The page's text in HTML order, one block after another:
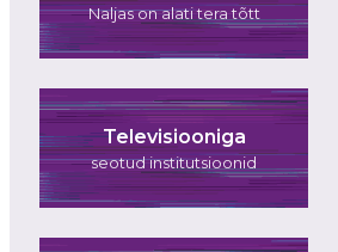
Naljas on alati tera tõtt
Televisiooniga
seotud institutsioonid